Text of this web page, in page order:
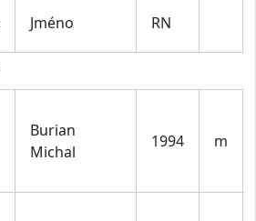
Jméno RN
Burian
Michal
1994 m